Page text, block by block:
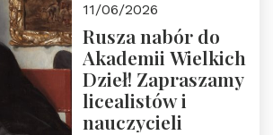
11/06/2026
Rusza nabór do
Akademii Wielkich
Dzieł! Zapraszamy
licealistów i
nauczycieli